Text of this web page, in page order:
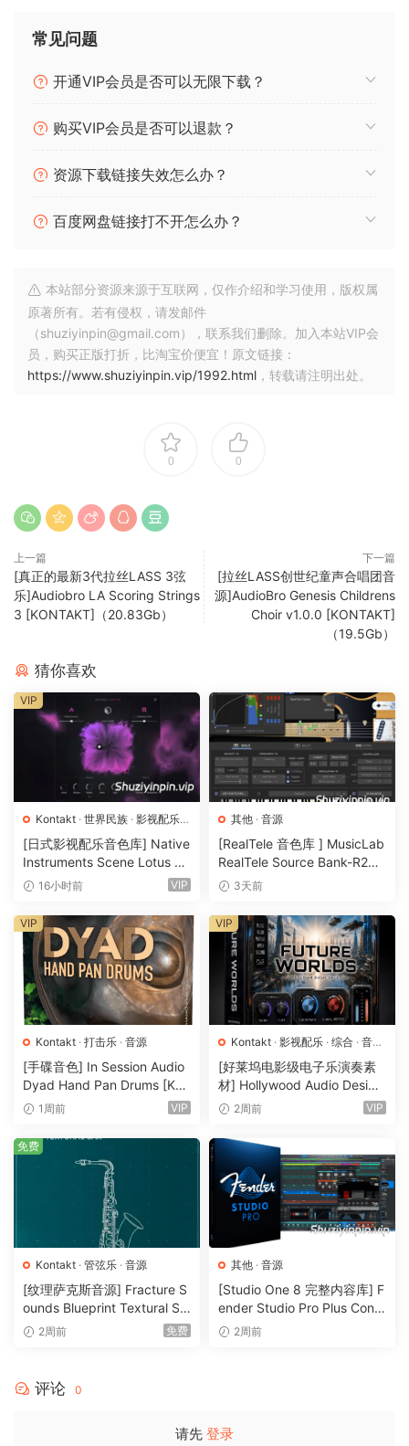
-需要Kontakt Player 6.0.4或更高版本。
-Windows-Windows 7或Windows 8（最新Service Pack，
32/64位），Intel Core Duo或AMD Athlon 64 X2、4 GB
RAM（建议超过6 GB – RAM越多越好！）
-Mac-Mac OS X 10.12，macOS 10.13或10.14（最新更新），
原文
Audiobro Modern Scoring Strings 1.0 & Audiobro Modern
Scoring Strings Legato Expanded 1.0.
parts divisi per section) string library that has been
painstakingly developed by recording different divisi
scoring stage giving you unprecedented control of each
instrument and section. The breadth of articulations and
bowing techniques were chosen to offer an enormous
range of colors and emotions for your productions.
Since the release of LA Scoring Strings in 2009, we have
been asked repeatedly when Audiobro will release a new
or updated strings library. We have always said that we
push the quality and versatility of strings sampling forward
a generation. We think you’ll agree that we have.
Modern Scoring Strings Library Size:
About 131GB with lossless compressed audio files
(approximately 160GB uncompressed). 140GB required
during installation for the entire 130GB library.
Modern Scoring Strings Expanded Legato Library Size:
About 60GB with lossless compressed audio files
during installation for the entire 60GB library.
Minimum System Requirements:
-Requires Kontakt Player 6.0.4 or later.
-Windows — Windows 7 or Windows 8 (latest Service
Pack, 32/64 Bit), Intel Core Duo or AMD Athlon 64 X2, 4
GB RAM (over 6 GB recommended – the more RAM, the
better!)
*** Windows XP is no longer supported. ***
-Mac — Mac OS X 10.12, macOS 10.13 or 10.14 (latest
update), i5, 4 GB RAM (over 8 GB recommended – the
more RAM, the better!)
使用说明
常见问题
开通VIP会员是否可以无限下载？
购买VIP会员是否可以退款？
资源下载链接失效怎么办？
百度网盘链接打不开怎么办？
本站部分资源来源于互联网，仅作介绍和学习使用，版权属
原著所有。若有侵权，请发邮件
（shuziyinpin@gmail.com），联系我们删除。加入本站VIP会
员，购买正版打折，比淘宝价便宜！原文链接：
https://www.shuziyinpin.vip/1992.html ，转载请注明出处。
0 0
上一篇
[真正的最新3代拉丝LASS 3弦
乐]Audiobro LA Scoring Strings
3 [KONTAKT]（20.83Gb）
下一篇
[拉丝LASS创世纪童声合唱团音
源]AudioBro Genesis Childrens
Choir v1.0.0 [KONTAKT]
（19.5Gb）
猜你喜欢
Kontakt · 世界民族 · 影视配乐·
音源
[日式影视配乐音色库] Native
Instruments Scene Lotus v1.
1.2 [KONTAKT]（1.3GB）
16小时前 VIP
VIP
其他 · 音源
[RealTele 音色库 ] MusicLab
RealTele Source Bank-R2R
[WiN]（3.13GB）
3天前
Kontakt · 打击乐 · 音源
[手碟音色] In Session Audio
Dyad Hand Pan Drums [KO
NTAKT]（4.33GB）
1周前 VIP
VIP
Kontakt · 影视配乐 · 综合 · 音效
特殊· 音源
[好莱坞电影级电子乐演奏素
材] Hollywood Audio Design
FUTURE WORLDS [KONTAK
2周前 VIP
VIP
Kontakt · 管弦乐 · 音源
[纹理萨克斯音源] Fracture S
ounds Blueprint Textural Sa
x (Woodwind Experiments)
2周前 免费
免费
其他 · 音源
[Studio One 8 完整内容库] F
ender Studio Pro Plus Conte
nt 2026-R2R（166GB）
2周前
评论 0
请先 登录